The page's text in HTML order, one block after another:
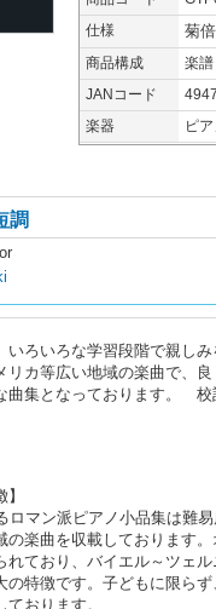
仕様
菊
商品構成
楽譜
JANコード
楽器
ピア
調
いろいろな学習段階で親し
リカ等広い地域の楽曲で、
曲集となっております。 校
ロマン派ピアノ小品集は難
の楽曲を収載しております
れており、バイエル～ツェ
の特徴です。子どもに限ら
おります。